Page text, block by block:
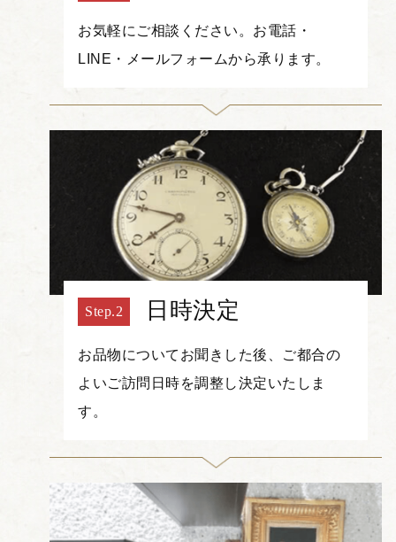
お気軽にご相談ください。お電話・
LINE・メールフォームから承ります。
日時決定
お品物についてお聞きした後、ご都合の
よいご訪問日時を調整し決定いたしま
す。